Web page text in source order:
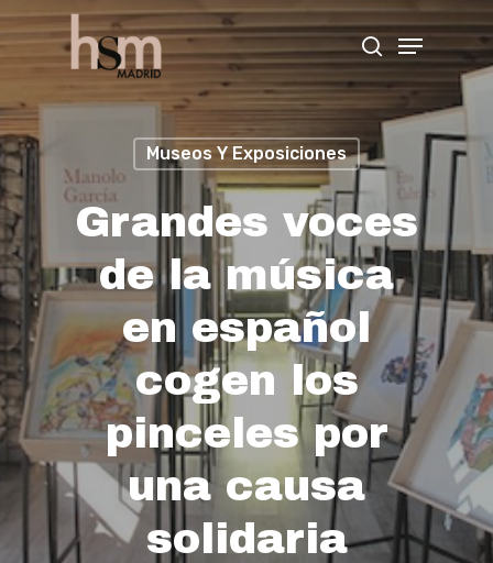
Hit enter to search or ESC to close
Museos Y Exposiciones
Grandes voces
de la música
en español
cogen los
pinceles por
una causa
solidaria